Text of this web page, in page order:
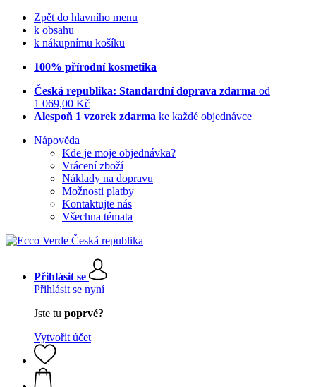
Zpět do hlavního menu
k obsahu
k nákupnímu košíku
100% přírodní kosmetika
Česká republika: Standardní doprava zdarma od
1 069,00 Kč
Alespoň 1 vzorek zdarma ke každé objednávce
Nápověda
Kde je moje objednávka?
Vrácení zboží
Náklady na dopravu
Možnosti platby
Kontaktujte nás
Všechna témata
Přihlásit se
Přihlásit se nyní
Jste tu poprvé?
Vytvořit účet